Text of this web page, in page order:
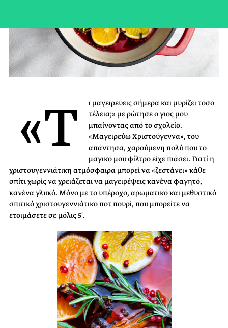
«Τ
ι μαγειρεύεις σήμερα και μυρίζει τόσο
τέλεια;» με ρώτησε ο γιος μου
μπαίνοντας από το σχολείο.
«Μαγειρεύω Χριστούγεννα», του
απάντησα, χαρούμενη πολύ που το
μαγικό μου φίλτρο είχε πιάσει. Γιατί η
χριστουγεννιάτικη ατμόσφαιρα μπορεί να «ζεστάνει» κάθε
σπίτι χωρίς να χρειάζεται να μαγειρέψεις κανένα φαγητό,
κανένα γλυκό. Μόνο με το υπέροχο, αρωματικό και μεθυστικό
σπιτικό χριστουγεννιάτικο ποτ πουρί, που μπορείτε να
ετοιμάσετε σε μόλις 5′.